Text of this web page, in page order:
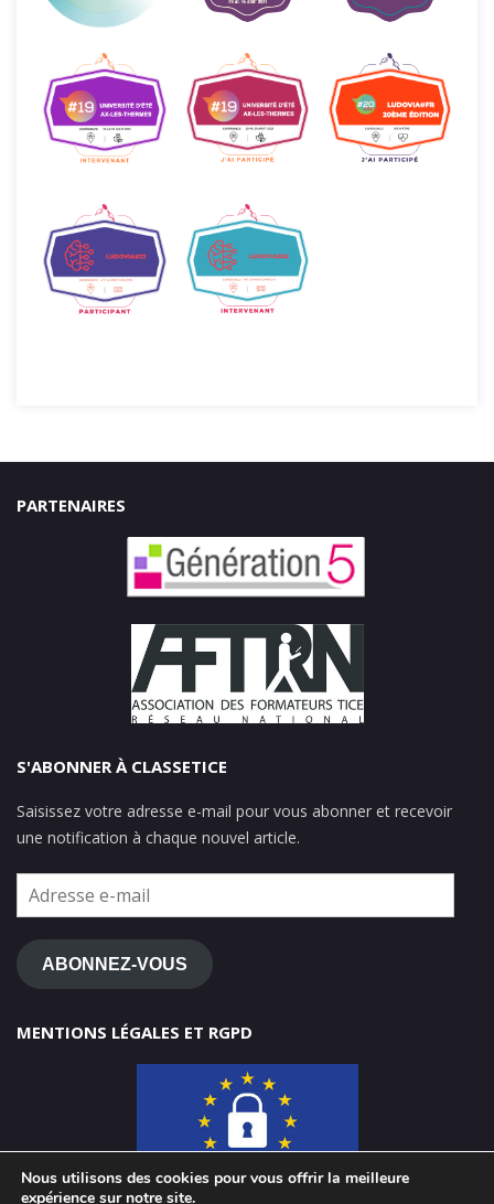
PARTENAIRES
S'ABONNER À CLASSETICE
Saisissez votre adresse e-mail pour vous abonner et recevoir
une notification à chaque nouvel article.
Adresse
e-
mail
ABONNEZ-VOUS
MENTIONS LÉGALES ET RGPD
Nous utilisons des cookies pour vous offrir la meilleure
expérience sur notre site.